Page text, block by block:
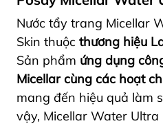
Nước tẩy trang Micellar
Skin thuộc thương hiệu
Sản phẩm ứng dụng
Micellar cùng các hoạt
mang đến hiệu quả làm
vậy, Micellar Water Ultra